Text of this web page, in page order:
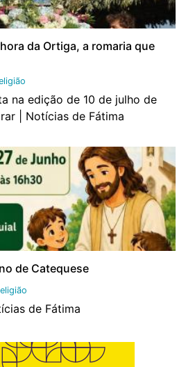
da Ortiga, a romaria que
na edição de 10 de julho de
| Notícias de Fátima
de Catequese
de Fátima